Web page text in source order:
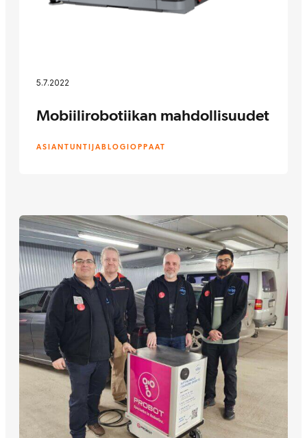
5.7.2022
ASIANTUNTIJABLOGI OPPAAT
Mobiilirobotiikan mahdollisuudet